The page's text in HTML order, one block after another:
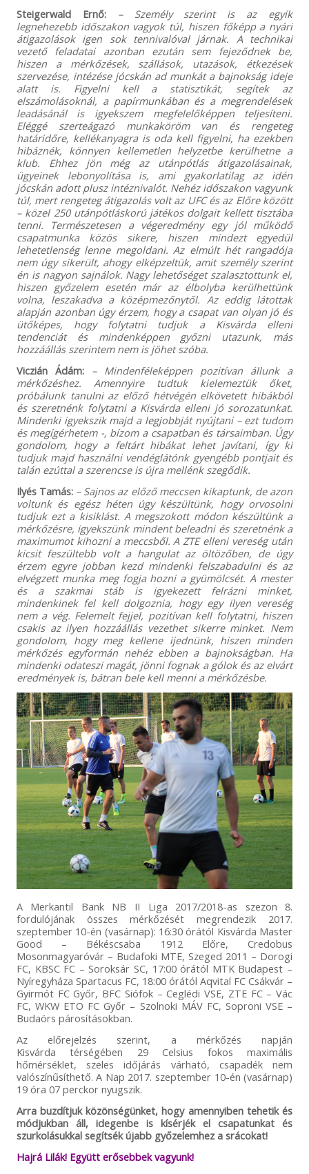
Steigerwald Ernő:
– Személy szerint is az egyik
legnehezebb időszakon vagyok túl, hiszen főképp a nyári
átigazolások igen sok tennivalóval járnak. A technikai
vezető feladatai azonban ezután sem fejeződnek be,
hiszen a mérkőzések, szállások, utazások, étkezések
szervezése, intézése jócskán ad munkát a bajnokság ideje
alatt is. Figyelni kell a statisztikát, segítek az
elszámolásoknál, a papírmunkában és a megrendelések
leadásánál is igyekszem megfelelőképpen teljesíteni.
Eléggé szerteágazó munkaköröm van és rengeteg
határidőre, kellékanyagra is oda kell figyelni, ha ezekben
hibáznék, könnyen kellemetlen helyzetbe kerülhetne a
klub. Ehhez jön még az utánpótlás átigazolásainak,
ügyeinek lebonyolítása is, ami gyakorlatilag az idén
jócskán adott plusz intéznivalót. Nehéz időszakon vagyunk
túl, mert rengeteg átigazolás volt az UFC és az Előre között
– közel 250 utánpótláskorú játékos dolgait kellett tisztába
tenni. Természetesen a végeredmény egy jól működő
csapatmunka közös sikere, hiszen mindezt egyedül
lehetetlenség lenne megoldani. Az elmúlt hét rangadója
nem úgy sikerült, ahogy elképzeltük, amit személy szerint
én is nagyon sajnálok. Nagy lehetőséget szalasztottunk el,
hiszen győzelem esetén már az élbolyba kerülhettünk
volna, leszakadva a középmezőnytől. Az eddig látottak
alapján azonban úgy érzem, hogy a csapat van olyan jó és
ütőképes, hogy folytatni tudjuk a Kisvárda elleni
tendenciát és mindenképpen győzni utazunk, más
hozzáállás szerintem nem is jöhet szóba.
Viczián Ádám:
– Mindenféleképpen pozitívan állunk a
mérkőzéshez. Amennyire tudtuk kielemeztük őket,
próbálunk tanulni az előző hétvégén elkövetett hibákból
és szeretnénk folytatni a Kisvárda elleni jó sorozatunkat.
Mindenki igyekszik majd a legjobbját nyújtani – ezt tudom
és megígérhetem -, bízom a csapatban és társaimban. Úgy
gondolom, hogy a feltárt hibákat lehet javítani, így ki
tudjuk majd használni vendéglátónk gyengébb pontjait és
talán ezúttal a szerencse is újra mellénk szegődik.
Ilyés Tamás: – Sajnos az előző meccsen kikaptunk, de azon
voltunk és egész héten úgy készültünk, hogy orvosolni
tudjuk ezt a kisiklást. A megszokott módon készültünk a
mérkőzésre, igyekszünk mindent beleadni és szeretnénk a
maximumot kihozni a meccsből. A ZTE elleni vereség után
kicsit feszültebb volt a hangulat az öltözőben, de úgy
érzem egyre jobban kezd mindenki felszabadulni és az
elvégzett munka meg fogja hozni a gyümölcsét. A mester
és a szakmai stáb is igyekezett felrázni minket,
mindenkinek fel kell dolgoznia, hogy egy ilyen vereség
nem a vég. Felemelt fejjel, pozitívan kell folytatni, hiszen
csakis az ilyen hozzáállás vezethet sikerre minket. Nem
gondolom, hogy meg kellene ijednünk, hiszen minden
mérkőzés egyformán nehéz ebben a bajnokságban. Ha
mindenki odateszi magát, jönni fognak a gólok és az elvárt
eredmények is, bátran bele kell menni a mérkőzésbe.
A Merkantil Bank NB II Liga 2017/2018-as szezon 8.
fordulójának összes mérkőzését megrendezik 2017.
szeptember 10-én (vasárnap): 16:30 órától Kisvárda Master
Good – Békéscsaba 1912 Előre, Credobus
Mosonmagyaróvár – Budafoki MTE, Szeged 2011 – Dorogi
FC, KBSC FC – Soroksár SC, 17:00 órától MTK Budapest –
Nyíregyháza Spartacus FC, 18:00 órától Aqvital FC Csákvár –
Gyirmót FC Győr, BFC Siófok – Ceglédi VSE, ZTE FC – Vác
FC, WKW ETO FC Győr – Szolnoki MÁV FC, Soproni VSE –
Budaörs párosításokban.
Az előrejelzés szerint, a mérkőzés napján
Kisvárda térségében 29 Celsius fokos maximális
hőmérséklet, szeles időjárás várható, csapadék nem
valószínűsíthető. A Nap 2017. szeptember 10-én (vasárnap)
19 óra 07 perckor nyugszik.
Arra buzdítjuk közönségünket, hogy amennyiben tehetik és
módjukban áll, idegenbe is kísérjék el csapatunkat és
szurkolásukkal segítsék újabb győzelemhez a srácokat!
Hajrá Lilák! Együtt erősebbek vagyunk!